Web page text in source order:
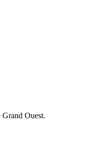
Ouest.